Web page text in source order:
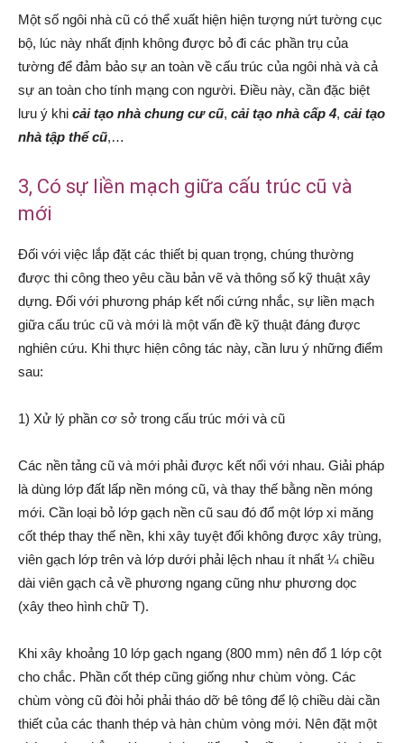
Một số ngôi nhà cũ có thể xuất hiện hiện tượng nứt tường cục
bộ, lúc này nhất định không được bỏ đi các phần trụ của
tường để đảm bảo sự an toàn về cấu trúc của ngôi nhà và cả
sự an toàn cho tính mạng con người. Điều này, cần đặc biệt
lưu ý khi cải tạo nhà chung cư cũ, cải tạo nhà cấp 4, cải tạo
nhà tập thể cũ,…
3, Có sự liền mạch giữa cấu trúc cũ và
mới
Đối với việc lắp đặt các thiết bị quan trọng, chúng thường
được thi công theo yêu cầu bản vẽ và thông số kỹ thuật xây
dựng. Đối với phương pháp kết nối cứng nhắc, sự liền mạch
giữa cấu trúc cũ và mới là một vấn đề kỹ thuật đáng được
nghiên cứu. Khi thực hiện công tác này, cần lưu ý những điểm
sau:
1) Xử lý phần cơ sở trong cấu trúc mới và cũ
Các nền tảng cũ và mới phải được kết nối với nhau. Giải pháp
là dùng lớp đất lấp nền móng cũ, và thay thế bằng nền móng
mới. Cần loại bỏ lớp gạch nền cũ sau đó đổ một lớp xi măng
cốt thép thay thế nền, khi xây tuyệt đối không được xây trùng,
viên gạch lớp trên và lớp dưới phải lệch nhau ít nhất ¼ chiều
dài viên gạch cả về phương ngang cũng như phương dọc
(xây theo hình chữ T).
Khi xây khoảng 10 lớp gạch ngang (800 mm) nên đổ 1 lớp cột
cho chắc. Phần cốt thép cũng giống như chùm vòng. Các
chùm vòng cũ đòi hỏi phải tháo dỡ bê tông để lộ chiều dài cần
thiết của các thanh thép và hàn chùm vòng mới. Nên đặt một